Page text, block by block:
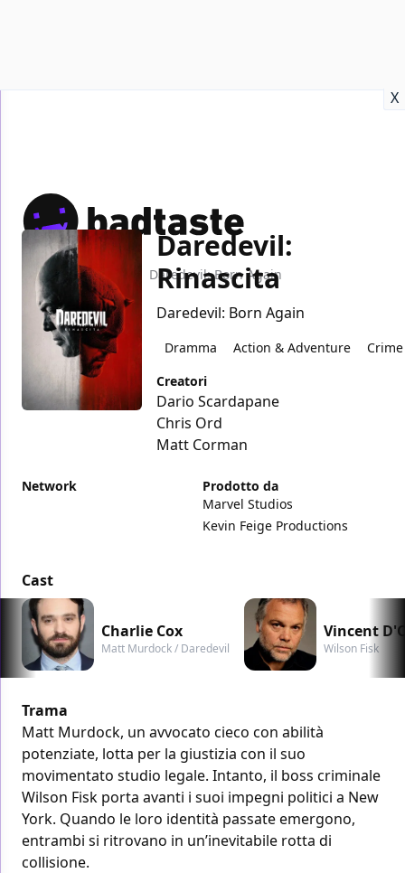
X
Home TV Daredevil: Born Again
Daredevil:
Rinascita
Daredevil: Born Again
Dramma Action & Adventure
Crime
Creatori
Dario Scardapane
Chris Ord
Matt Corman
Network
Prodotto da
Marvel Studios
Kevin Feige Productions
Cast
Charlie Cox
Matt Murdock / Daredevil
Vincent
Wilson Fisk
Trama
Matt Murdock, un avvocato cieco con abilità
potenziate, lotta per la giustizia con il suo
movimentato studio legale. Intanto, il boss criminale
Wilson Fisk porta avanti i suoi impegni politici a New
York. Quando le loro identità passate emergono,
entrambi si ritrovano in un’inevitabile rotta di
collisione.